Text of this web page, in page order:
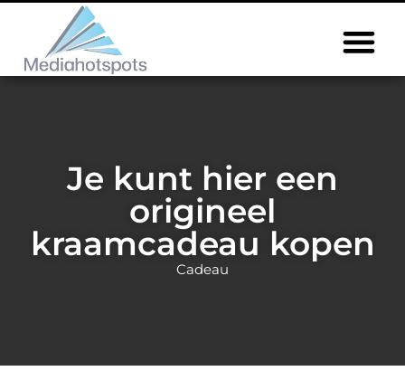
Je kunt hier een
origineel
kraamcadeau kopen
Cadeau